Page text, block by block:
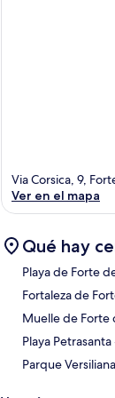
Via Corsica, 9,
Ver en el mapa
Qué hay
Playa de Forte
Fortaleza de
Muelle de Forte
Playa Petrasanta
Parque Versiliana